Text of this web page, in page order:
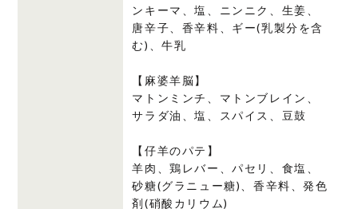
ンキーマ、塩、ニンニク、生姜、
唐辛子、香辛料、ギー(乳製分を含
む)、牛乳
【麻婆羊脳】
マトンミンチ、マトンブレイン、
サラダ油、塩、スパイス、豆鼓
【仔羊のパテ】
羊肉、鶏レバー、パセリ、食塩、
砂糖(グラニュー糖)、香辛料、発色
剤(硝酸カリウム)